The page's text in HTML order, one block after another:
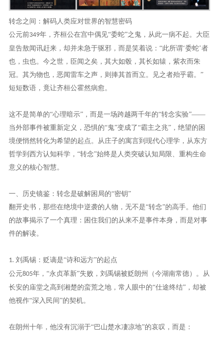
转念之间：解码人类应对世界的智慧密码
公元前349年，齐桓公在宫中偶见“委蛇”之鬼，从此一病不起。大臣
皇告敖闻讯赶来，却并未急于驱邪，而是笑着说：“此所谓‘委蛇’者
也，虫也。今之世，臣闻之矣，其大如毂，其长如辕，紫衣而朱
冠。其为物也，恶闻雷车之声，则捧其首而立。见之者殆乎霸。”
短短数语，竟让齐桓公霍然病愈。
这不是简单的“心理暗示”，而是一场跨越两千年的“转念实验”——
当外部事件被重新定义，恐惧的“鬼”变成了“霸主之兆”，绝望的困
境便悄然转化为希望的起点。从庄子的寓言到现代心理学，从东方
哲学到西方认知科学，“转念”始终是人类突破认知局限、重构生命
意义的核心智慧。
一、历史镜鉴：转念是破解困局的“密钥”
翻开史书，那些在绝境中逆袭的人物，无不是“转念”的高手。他们
的故事揭示了一个真理：困住我们的从来不是事件本身，而是对事
件的解读。
1. 刘禹锡：贬谪是“诗和远方”的起点
公元805年，“永贞革新”失败，刘禹锡被贬朗州（今湖南常德）。从
长安的庙堂之高到湘楚的蛮荒之地，常人眼中的“仕途终结”，却被
他视作“深入民间”的契机。
在朗州十年，他没有沉溺于“巴山楚水凄凉地”的哀叹，而是：